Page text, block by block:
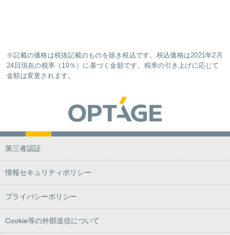
※記載の価格は税抜記載のものを除き税込です。税込価格は2021年2月
24日現在の税率（10％）に基づく金額です。税率の引き上げに応じて
金額は変更されます。
第三者認証
情報セキュリティポリシー
プライバシーポリシー
Cookie等の外部送信について